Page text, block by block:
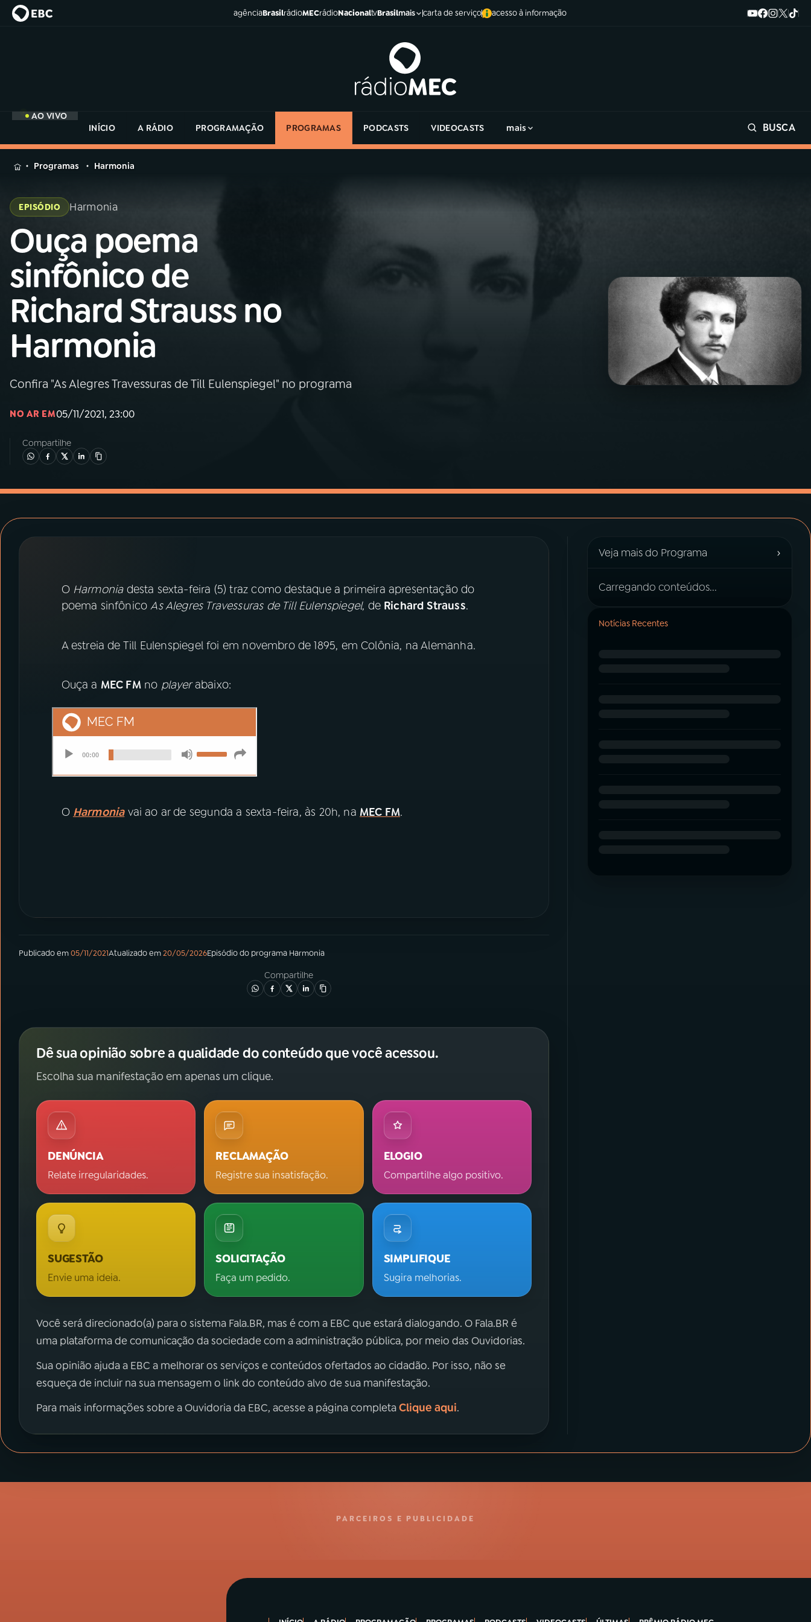
agênciaBrasilrádioMECrádioNacionaltvBrasilmais carta de serviço acesso à informação
AO VIVO
INÍCIO
A RÁDIO PROGRAMAÇÃO PROGRAMAS PODCASTS VIDEOCASTS mais BUSCA
MENU
Buscar
na
Rádio
MEC
Início AO VIVO
01INÍCIO
02A RÁDIO
03PROGRAMAÇÃO
05PODCASTS
PRÊMIO RÁDIO MEC
YouTube Facebook
Instagram X
TikTok
na
Rádio
Programas Harmonia
EPISÓDIO Harmonia
Ouça poema
sinfônico de
Richard Strauss no
Harmonia
Confira "As Alegres Travessuras de Till Eulenspiegel" no programa
NO AR EM05/11/2021, 23:00
Compartilhe
O Harmoniadesta sexta-feira (5) traz como destaque a primeira apresentação do
poema sinfônicoAs Alegres Travessuras de Till Eulenspiegel, de Richard Strauss.
A estreia de Till Eulenspiegel foi em novembro de 1895, em Colônia, na Alemanha.
Ouça a MEC FMno playerabaixo:
O Harmoniavai ao ar de segunda a sexta-feira, às 20h, na MEC FM.
Publicado em05/11/2021Atualizado em20/05/2026Episódiodo programa Harmonia
Compartilhe
Dê sua opinião sobre a qualidade do conteúdo que você acessou.
Escolha sua manifestação em apenas um clique.
DENÚNCIA
Relate irregularidades.
RECLAMAÇÃO
Registre sua insatisfação.
ELOGIO
Compartilhe algo positivo.
SUGESTÃO
Envie uma ideia.
SOLICITAÇÃO
Faça um pedido.
SIMPLIFIQUE
Sugira melhorias.
Você será direcionado(a) para o sistema Fala.BR, mas é com a EBC que estará dialogando. O Fala.BR é
uma plataforma de comunicação da sociedade com a administração pública, por meio das Ouvidorias.
Sua opinião ajuda a EBC a melhorar os serviços e conteúdos ofertados ao cidadão. Por isso, não se
esqueça de incluir na sua mensagem o link do conteúdo alvo de sua manifestação.
Para mais informações sobre a Ouvidoria da EBC, acesse a página completaClique aqui.
Veja mais do Programa ›
Carregando conteúdos...
Notícias Recentes
PARCEIROS E PUBLICIDADE